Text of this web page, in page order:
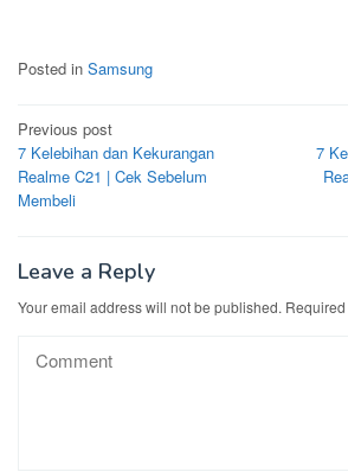
Posted in Samsung
Post
navigation
Previous post
7 Kelebihan dan Kekurangan
Realme C21 | Cek Sebelum
Membeli
7
Leave a Reply
Your email address will not be published.